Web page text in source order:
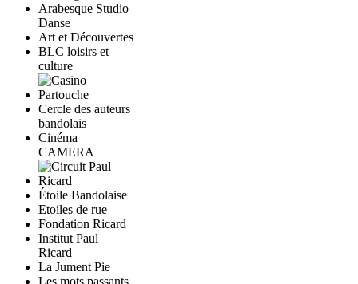
Arabesque Studio
Danse
Art et Découvertes
BLC loisirs et
culture
Cercle des auteurs
bandolais
Cinéma
CAMERA
Étoile Bandolaise
Etoiles de rue
Fondation Ricard
Institut Paul
Ricard
La Jument Pie
Les mots passants